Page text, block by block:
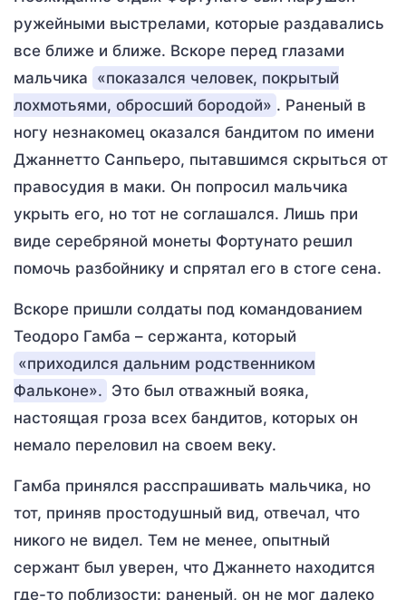
ружейными выстрелами, которые раздавались
все ближе и ближе. Вскоре перед глазами
мальчика «показался человек, покрытый
лохмотьями, обросший бородой» . Раненый в
ногу незнакомец оказался бандитом по имени
Джаннетто Санпьеро, пытавшимся скрыться от
правосудия в маки. Он попросил мальчика
укрыть его, но тот не соглашался. Лишь при
виде серебряной монеты Фортунато решил
помочь разбойнику и спрятал его в стоге сена.
Вскоре пришли солдаты под командованием
Теодоро Гамба – сержанта, который
«приходился дальним родственником
Фальконе». Это был отважный вояка,
настоящая гроза всех бандитов, которых он
немало переловил на своем веку.
Гамба принялся расспрашивать мальчика, но
тот, приняв простодушный вид, отвечал, что
никого не видел. Тем не менее, опытный
сержант был уверен, что Джаннето находится
где-то поблизости: раненый, он не мог далеко